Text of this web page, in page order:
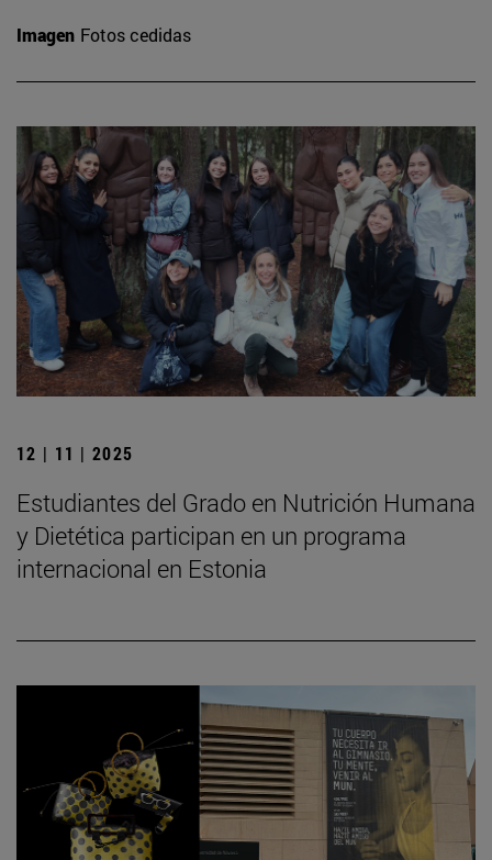
Imagen Fotos cedidas
12 | 11 | 2025
Estudiantes del Grado en Nutrición Humana
y Dietética participan en un programa
internacional en Estonia